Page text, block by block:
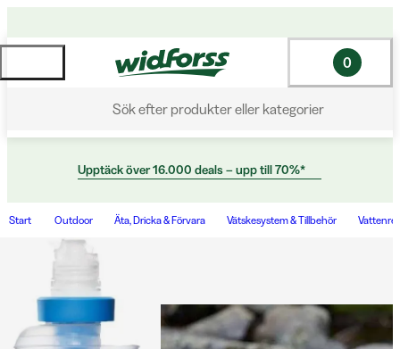
Sök efter produkter eller kategorier
0
Upptäck över 16.000 deals – upp till 70%*
Start Outdoor Äta, Dricka & Förvara Vätskesystem & Tillbehör